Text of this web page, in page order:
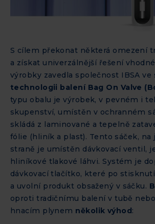
S cílem překonat některá omezení
a získat univerzálnější řešení
výrobky zavedla společnost IBSA ve
technologii balení Bag On Valve
typu obalu je výrobek, v pevném i
skupenství, umístěn v ochranném
skládá z laminované a tepelně
fólie (hliník a plast). Tento sáček, na
straně je umístěn dávkovací ventil,
hliníkové tlakové láhvi. Systém je
dávkovací tlačítko, které po
a uvolní produkt obsažený v sáčku.
oproti tradičnímu balení v tubě
hnacím plynem několik výhod: